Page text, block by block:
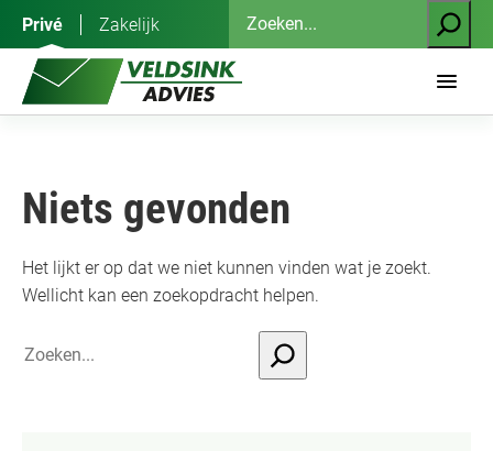
inhoud
Privé Zakelijk
Zoeken
Niets gevonden
Het lijkt er op dat we niet kunnen vinden wat je zoekt.
Wellicht kan een zoekopdracht helpen.
Search